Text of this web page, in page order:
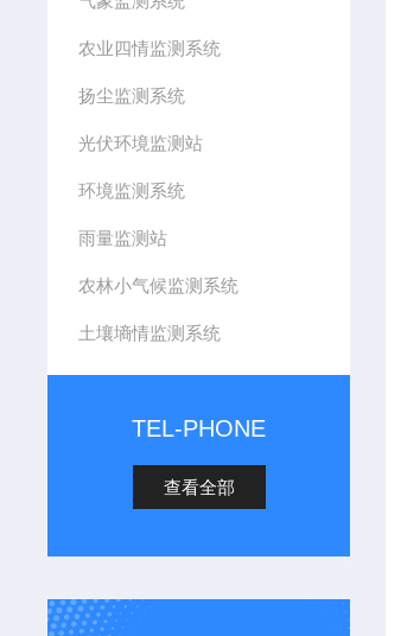
农业四情监测系统
扬尘监测系统
光伏环境监测站
环境监测系统
雨量监测站
农林小气候监测系统
土壤墒情监测系统
TEL-PHONE
查看全部